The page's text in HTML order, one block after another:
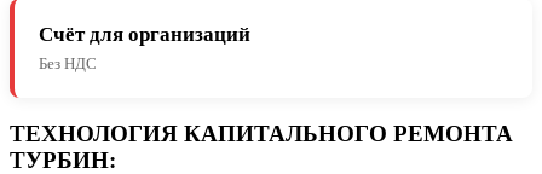
Счёт для организаций
Без НДС
ТЕХНОЛОГИЯ КАПИТАЛЬНОГО РЕМОНТА
ТУРБИН: